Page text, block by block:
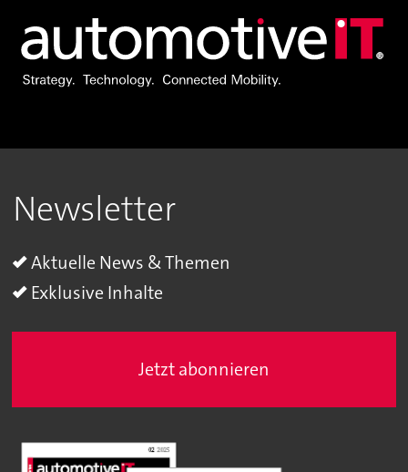
Newsletter
Aktuelle News & Themen
Exklusive Inhalte
Jetzt abonnieren